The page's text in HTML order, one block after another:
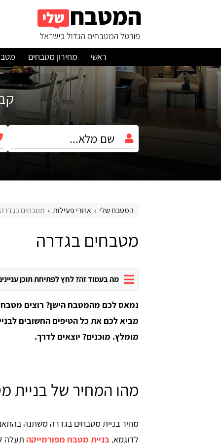
ראשי מחירון מטבחים
קבלו עד 3
המטבח שלי אזורי פעילות מטבחים בגדרה
מטבחים בגדרה
מה בעמוד זה? לחץ לפתיחת תוכן
נמאס לכם מהמטבח הישן? רוצים
מביא לכם את כל הטיפים החשובים
מומלץ. מוכנים? יוצאים לדרך.
מהו המחיר של בניית
מחיר בניית מטבחים בגדרה משתנה
לדוגמא,בניית מטבח מפורמייקה תעלה לכם בין